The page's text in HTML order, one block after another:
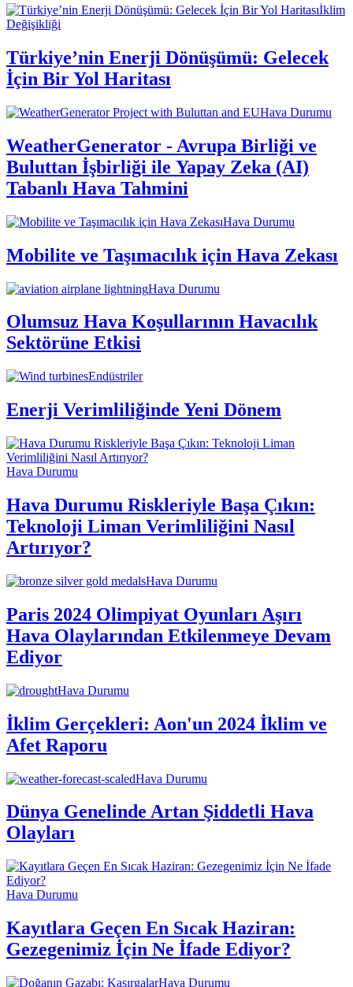
İklim
Değişikliği
Türkiye’nin Enerji Dönüşümü: Gelecek
İçin Bir Yol Haritası
Hava Durumu
WeatherGenerator - Avrupa Birliği ve
Buluttan İşbirliği ile Yapay Zeka (AI)
Tabanlı Hava Tahmini
Hava Durumu
Mobilite ve Taşımacılık için Hava Zekası
Hava Durumu
Olumsuz Hava Koşullarının Havacılık
Sektörüne Etkisi
Endüstriler
Enerji Verimliliğinde Yeni Dönem
Hava Durumu
Hava Durumu Riskleriyle Başa Çıkın:
Teknoloji Liman Verimliliğini Nasıl
Artırıyor?
Hava Durumu
Paris 2024 Olimpiyat Oyunları Aşırı
Hava Olaylarından Etkilenmeye Devam
Ediyor
Hava Durumu
İklim Gerçekleri: Aon'un 2024 İklim ve
Afet Raporu
Hava Durumu
Dünya Genelinde Artan Şiddetli Hava
Olayları
Hava Durumu
Kayıtlara Geçen En Sıcak Haziran:
Gezegenimiz İçin Ne İfade Ediyor?
Hava Durumu